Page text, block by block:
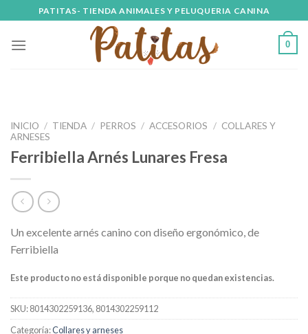
to
content
PATITAS- TIENDA ANIMALES Y PELUQUERIA CANINA
0
INICIO / TIENDA / PERROS / ACCESORIOS / COLLARES Y
ARNESES
Ferribiella Arnés Lunares Fresa
Un excelente arnés canino con diseño ergonómico, de
Ferribiella
Este producto no está disponible porque no quedan existencias.
SKU:8014302259136, 8014302259112
Categoría:Collares y arneses